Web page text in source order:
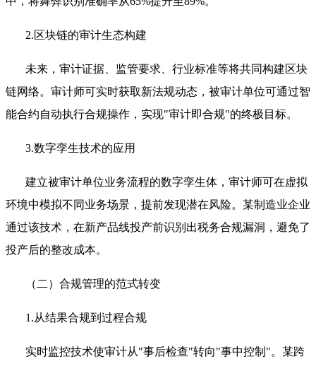
2.区块链的审计生态构建
未来，审计证据、监管要求、行业标准等将共同构建区块
链网络。审计师可实时获取新法规动态，被审计单位可通过智
能合约自动执行合规操作，实现"审计即合规"的终极目标。
3.数字孪生技术的应用
建立被审计单位业务流程的数字孪生体，审计师可在虚拟
环境中模拟不同业务场景，提前发现潜在风险。某制造业企业
通过该技术，在新产品线投产前识别出税务合规漏洞，避免了
投产后的整改成本。
（二）合规管理的范式转变
1.从结果合规到过程合规
实时监控技术使审计从"事后检查"转向"事中控制"。某跨